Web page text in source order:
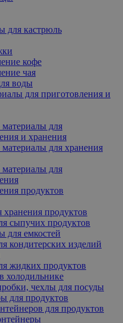
для кастрюль
кофе
чая
воды
для приготовления и
для
и хранения
для хранения
для
продуктов
хранения продуктов
сыпучих продуктов
для емкостей
кондитерских изделий
жидких продуктов
холодильнике
чехлы для посуды
для продуктов
для продуктов